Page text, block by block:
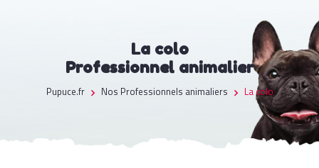
La colo
Professionnel animalier
Pupuce.fr Nos Professionnels animaliers La colo